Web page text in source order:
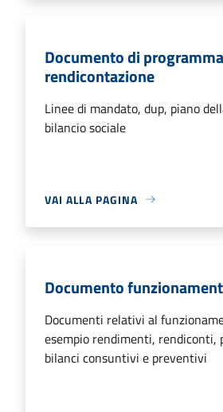
Documento di
rendicontazione
Linee di mandato, dup, piano
bilancio sociale
VAI ALLA PAGINA
Documento
Documenti relativi al
esempio rendimenti, rendiconti,
bilanci consuntivi e preventivi